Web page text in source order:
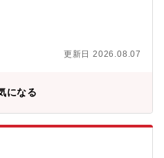
すり合わせ、また、顧客との直
化まで製品を具現化できる人材
載および産業機器向けアナロ
）・モジュール製品を支える実
計 等）・顧客要求・競争力を踏
両メーカ／産機顧客との技術折
造、品質、サプライヤ等）と連
務のやりがい・魅力】・電動
ワー半導体モジュールを、自ら
・電気特性・熱・絶縁・信頼性
更新日 2026.08.07
になる